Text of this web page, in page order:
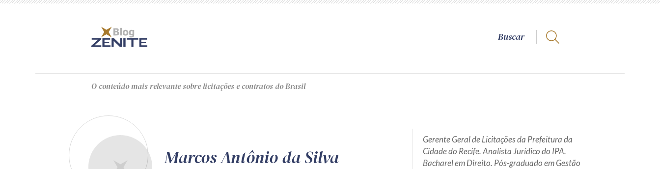
O conteúdomais relevante sobre licitações e contratos do Brasil
Marcos Antônio da Silva
Gerente Geral de Licitações da Prefeitura da
Cidade do Recife. Analista Jurídico do IPA.
Bacharel em Direito. Pós-graduado em Gestão